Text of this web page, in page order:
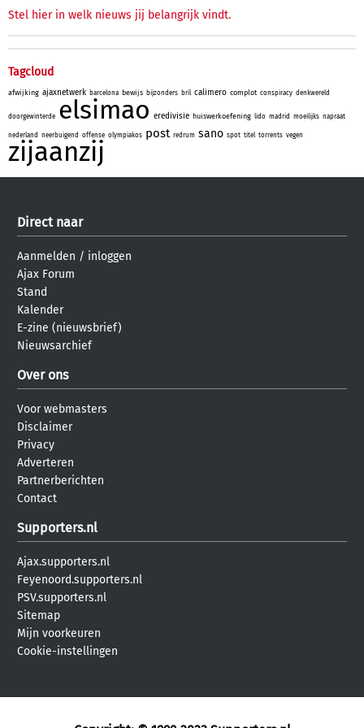
Stel hier in welk nieuws jij belangrijk vindt.
Tagcloud
afwijking ajaxnetwerk barcelona bewijs bijzonders bril calimero complot conspiracy denkwereld
doorgewinterde elsimao eredivisie huiswerkoefening lido madrid moeilijks napraat
nederland neerbuigend offense olympiakos post redrum sano spot titel torrents vegen
zijaanzij
Direct naar
Aanmelden / inloggen
Ajax Forum
Stand
Kalender
E-zine (nieuwsbrief)
Nieuwsarchief
Over ons
Voor webmasters
Disclaimer
Privacy
Adverteren
Partnerberichten
Contact
Supporters.nl
Ajax.supporters.nl
Feyenoord.supporters.nl
PSV.supporters.nl
Sitemap
Mijn voorkeuren
Cookie-instellingen